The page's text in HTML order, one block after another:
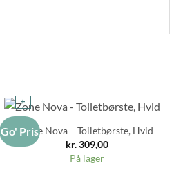
Go' Pris
+
Zone Nova – Toiletbørste, Hvid
kr.309,00
På lager